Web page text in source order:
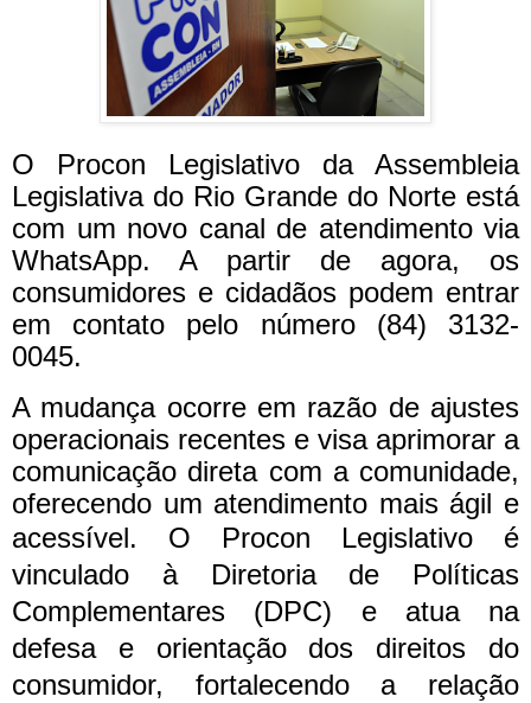
O Procon Legislativo da Assembleia
Legislativa do Rio Grande do Norte está
com um novo canal de atendimento via
WhatsApp. A partir de agora, os
consumidores e cidadãos podem entrar
em contato pelo número (84) 3132-
0045.
A mudança ocorre em razão de ajustes
operacionais recentes e visa aprimorar a
comunicação direta com a comunidade,
oferecendo um atendimento mais ágil e
acessível. O Procon Legislativo é
vinculado à Diretoria de Políticas
Complementares (DPC) e atua na
defesa e orientação dos direitos do
consumidor, fortalecendo a relação